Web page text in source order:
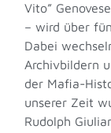
Vito”
– wird über
Dabei
Archivbildern
der Mafia-
unserer Zeit
Rudolph